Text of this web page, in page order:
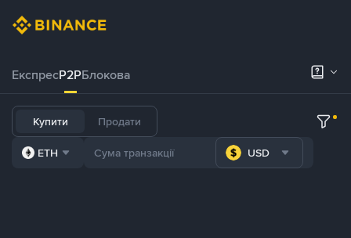
ЕкспресP2PБлокова
Купити Продати
ETH USD